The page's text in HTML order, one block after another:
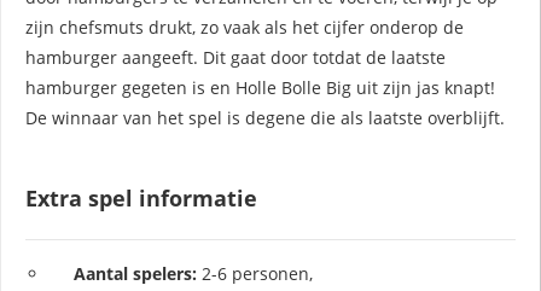
zijn chefsmuts drukt, zo vaak als het cijfer onderop de
hamburger aangeeft. Dit gaat door totdat de laatste
hamburger gegeten is en Holle Bolle Big uit zijn jas knapt!
De winnaar van het spel is degene die als laatste overblijft.
Extra spel informatie
Aantal spelers: 2-6 personen,